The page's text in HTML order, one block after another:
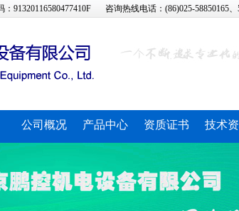
91320116580477410F 咨询热线电话：(86)025-58850165
公司概况 产品中心 资质证书 技术